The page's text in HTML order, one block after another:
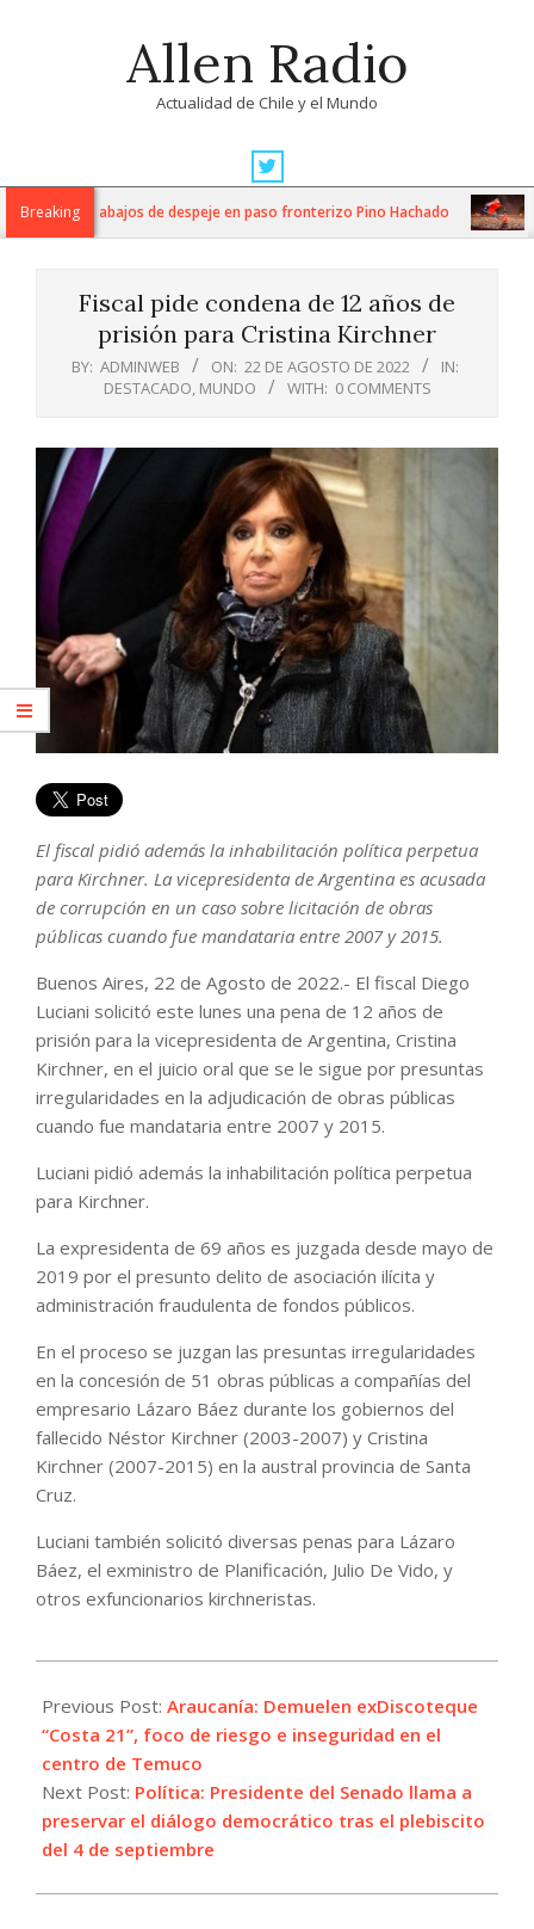
Allen Radio
Actualidad de Chile y el Mundo
Navigation
MenuBreaking
intensos trabajos de despeje en paso fronterizo Pino Hachado
Fiscal pide condena de 12 años de
prisión para Cristina Kirchner
BY: ADMINWEB ON: 22 DE AGOSTO DE 2022
IN:
DESTACADO, MUNDO WITH: 0 COMMENTS
El fiscal pidió además la inhabilitación política perpetua
para Kirchner. La vicepresidenta de Argentina es acusada
de corrupción en un caso sobre licitación de obras
públicas cuando fue mandataria entre 2007 y 2015.
Buenos Aires, 22 de Agosto de 2022.- El fiscal Diego
Luciani solicitó este lunes una pena de 12 años de
prisión para la vicepresidenta de Argentina, Cristina
Kirchner, en el juicio oral que se le sigue por presuntas
irregularidades en la adjudicación de obras públicas
cuando fue mandataria entre 2007 y 2015.
Luciani pidió además la inhabilitación política perpetua
para Kirchner.
La expresidenta de 69 años es juzgada desde mayo de
2019 por el presunto delito de asociación ilícita y
administración fraudulenta de fondos públicos.
En el proceso se juzgan las presuntas irregularidades
en la concesión de 51 obras públicas a compañías del
empresario Lázaro Báez durante los gobiernos del
fallecido Néstor Kirchner (2003-2007) y Cristina
Kirchner (2007-2015) en la austral provincia de Santa
Cruz.
Luciani también solicitó diversas penas para Lázaro
Báez, el exministro de Planificación, Julio De Vido, y
otros exfuncionarios kirchneristas.
08-
22
Previous Post: Araucanía: Demuelen exDiscoteque
“Costa 21”, foco de riesgo e inseguridad en el
centro de Temuco
Next Post: Política: Presidente del Senado llama a
preservar el diálogo democrático tras el plebiscito
del 4 de septiembre